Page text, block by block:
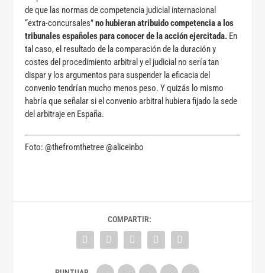
de que las normas de competencia judicial internacional
“extra-concursales”no hubieran atribuido competencia a los
tribunales españoles para conocer de la acción ejercitada. En
tal caso, el resultado de la comparación de la duración y
costes del procedimiento arbitral y el judicial no sería tan
dispar y los argumentos para suspender la eficacia del
convenio tendrían mucho menos peso. Y quizás lo mismo
habría que señalar si el convenio arbitral hubiera fijado la sede
del arbitraje en España.
Foto: @thefromthetree @aliceinbo
COMPARTIR: